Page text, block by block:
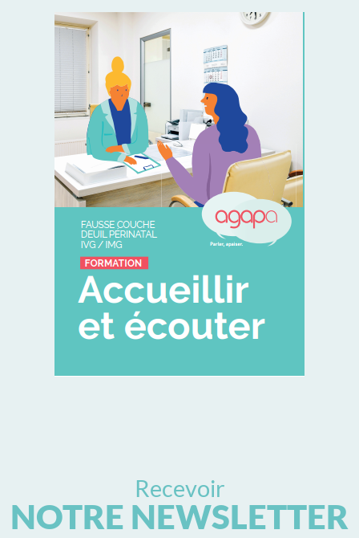
Recevoir
NOTRE NEWSLETTER